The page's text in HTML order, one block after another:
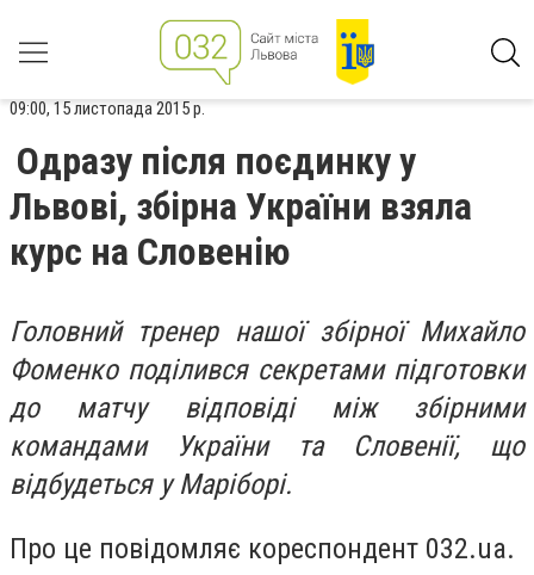
09:00, 15 листопада 2015 р.
Одразу після поєдинку у
Львові, збірна України взяла
курс на Словенію
Головний тренер нашої збірної Михайло
Фоменко поділився секретами підготовки
до матчу відповіді між збірними
командами України та Словенії, що
відбудеться у Маріборі.
Про це повідомляє кореспондент 032.ua.